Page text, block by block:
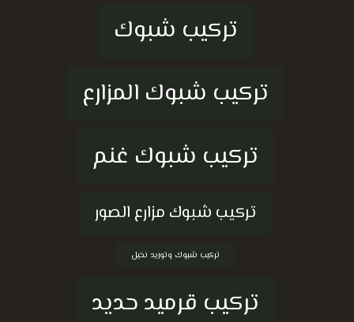
تركيب شبوك
تركيب شبوك المزارع
تركيب شبوك غنم
تركيب شبوك مزارع الصور
تركيب شبوك وتوريد نخيل
تركيب قرميد حديد